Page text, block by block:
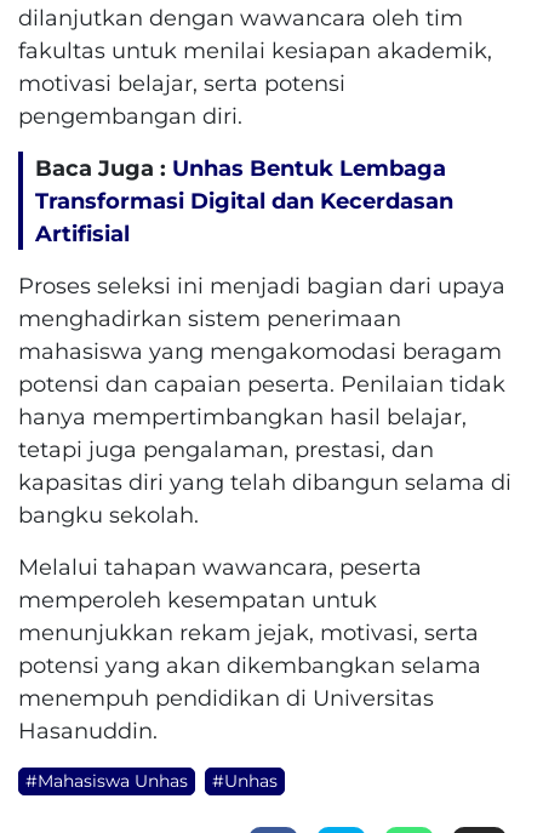
dilanjutkan dengan wawancara oleh tim
fakultas untuk menilai kesiapan akademik,
motivasi belajar, serta potensi
pengembangan diri.
Baca Juga : Unhas Bentuk Lembaga
Transformasi Digital dan Kecerdasan
Artifisial
Proses seleksi ini menjadi bagian dari upaya
menghadirkan sistem penerimaan
mahasiswa yang mengakomodasi beragam
potensi dan capaian peserta. Penilaian tidak
hanya mempertimbangkan hasil belajar,
tetapi juga pengalaman, prestasi, dan
kapasitas diri yang telah dibangun selama di
bangku sekolah.
Melalui tahapan wawancara, peserta
memperoleh kesempatan untuk
menunjukkan rekam jejak, motivasi, serta
potensi yang akan dikembangkan selama
menempuh pendidikan di Universitas
Hasanuddin.
#Mahasiswa Unhas #Unhas